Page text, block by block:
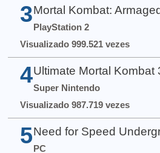
3 Mortal Kombat:
PlayStation 2
Visualizado 999.521 vezes
4 Ultimate Mortal Kombat
Super Nintendo
Visualizado 987.719 vezes
5 Need for Speed
PC